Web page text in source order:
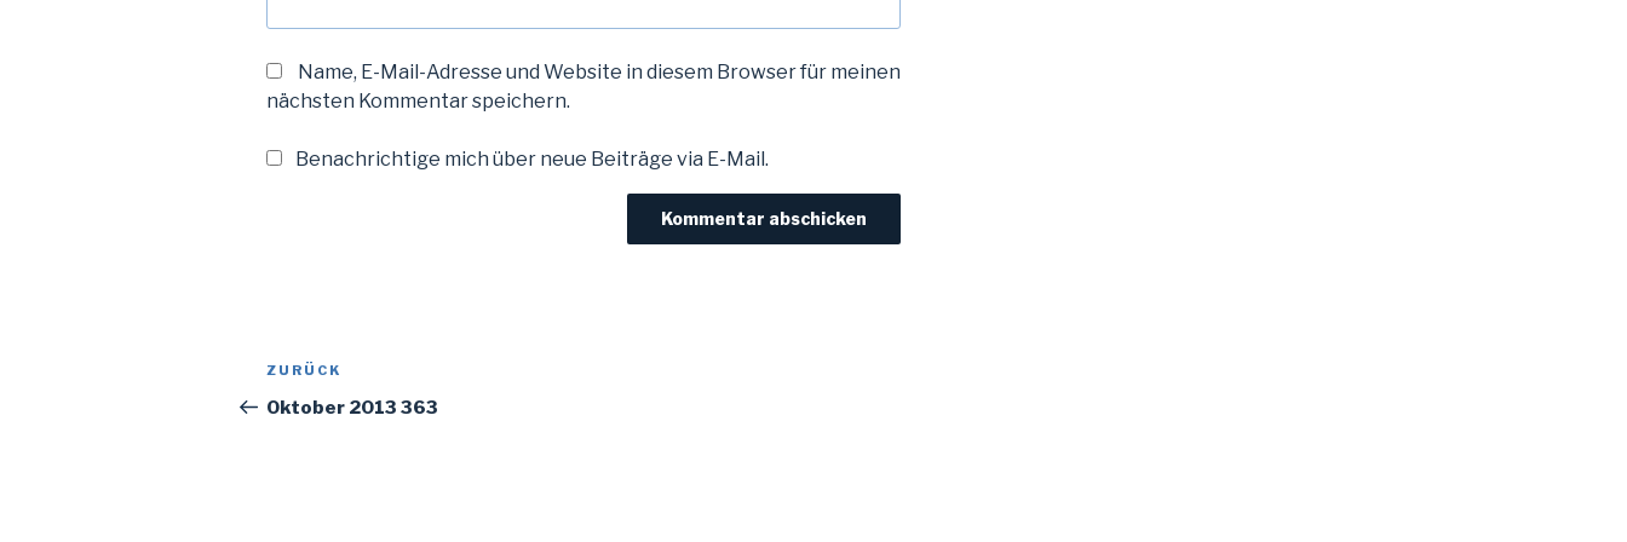
Name, E-Mail-Adresse und Website in diesem Browser für meinen
nächsten Kommentar speichern.
Benachrichtige mich über neue Beiträge via E-Mail.
Beitragsnavigation
Vorheriger
Beitrag
ZURÜCK
Oktober 2013 363